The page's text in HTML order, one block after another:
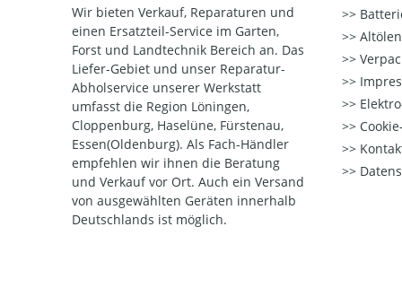
Wir bieten Verkauf, Reparaturen und
einen Ersatzteil-Service im Garten,
Forst und Landtechnik Bereich an. Das
Liefer-Gebiet und unser Reparatur-
Abholservice unserer Werkstatt
umfasst die Region Löningen,
Cloppenburg, Haselüne, Fürstenau,
Essen(Oldenburg). Als Fach-Händler
empfehlen wir ihnen die Beratung
und Verkauf vor Ort. Auch ein Versand
von ausgewählten Geräten innerhalb
Deutschlands ist möglich.